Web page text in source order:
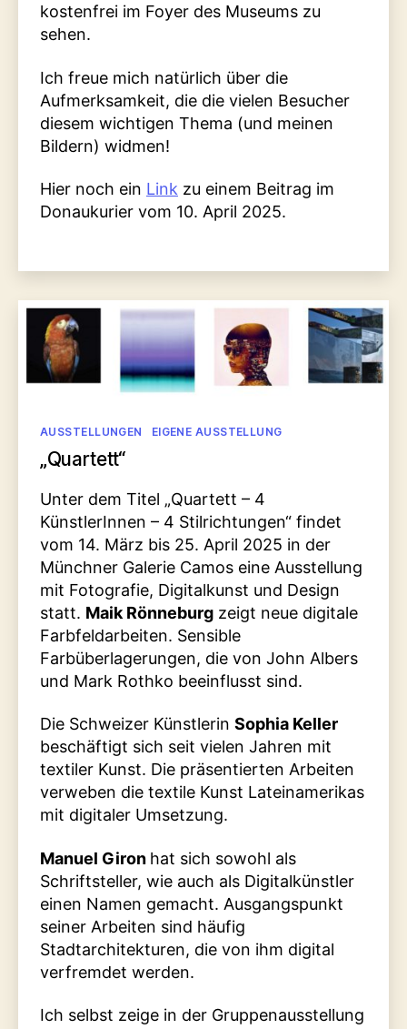
kostenfrei im Foyer des Museums zu
sehen.
Ich freue mich natürlich über die
Aufmerksamkeit, die die vielen Besucher
diesem wichtigen Thema (und meinen
Bildern) widmen!
Hier noch ein Link zu einem Beitrag im
Donaukurier vom 10. April 2025.
Kategorien
AUSSTELLUNGEN EIGENE AUSSTELLUNG
„Quartett“
Unter dem Titel „Quartett – 4
KünstlerInnen – 4 Stilrichtungen“ findet
vom 14. März bis 25. April 2025 in der
Münchner Galerie Camos eine Ausstellung
mit Fotografie, Digitalkunst und Design
statt. Maik Rönneburg zeigt neue digitale
Farbfeldarbeiten. Sensible
Farbüberlagerungen, die von John Albers
und Mark Rothko beeinflusst sind.
Die Schweizer Künstlerin Sophia Keller
beschäftigt sich seit vielen Jahren mit
textiler Kunst. Die präsentierten Arbeiten
verweben die textile Kunst Lateinamerikas
mit digitaler Umsetzung.
Manuel Giron hat sich sowohl als
Schriftsteller, wie auch als Digitalkünstler
einen Namen gemacht. Ausgangspunkt
seiner Arbeiten sind häufig
Stadtarchitekturen, die von ihm digital
verfremdet werden.
Ich selbst zeige in der Gruppenausstellung